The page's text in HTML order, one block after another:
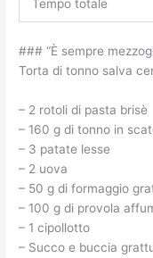
Tempo totale
### “È sempre
Torta di tonno salva
– 2 rotoli di pasta brisè
– 160 g di tonno in
– 3 patate lesse
– 2 uova
– 50 g di formaggio
– 100 g di provola
– 1 cipollotto
– Succo e buccia